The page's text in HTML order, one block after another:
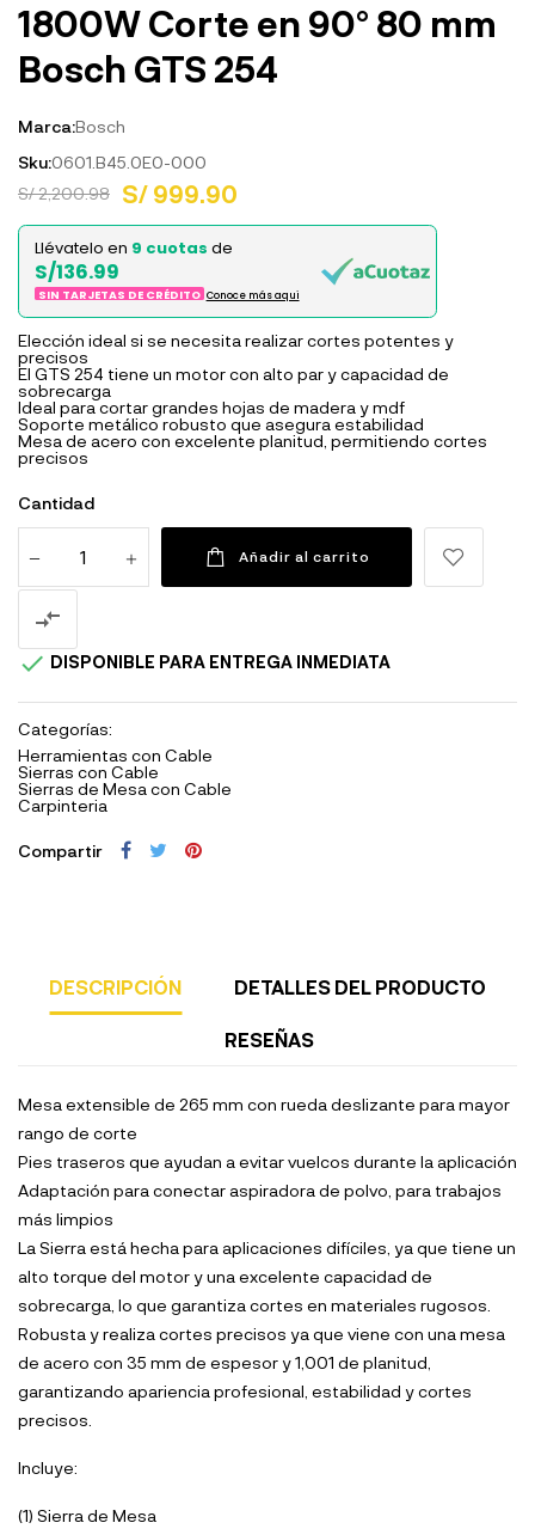
1800W Corte en 90° 80 mm
Bosch GTS 254
Marca:Bosch
Sku:0601.B45.0E0-000
S/ 2,200.98
S/ 999.90
Llévatelo en 9 cuotas de
S/136.99
SIN TARJETAS DE CRÉDITO Conoce más aqui
Elección ideal si se necesita realizar cortes potentes y
precisos
El GTS 254 tiene un motor con alto par y capacidad de
sobrecarga
Ideal para cortar grandes hojas de madera y mdf
Soporte metálico robusto que asegura estabilidad
Mesa de acero con excelente planitud, permitiendo cortes
precisos
Cantidad
Añadir al carrito

 DISPONIBLE PARA ENTREGA INMEDIATA
Categorías:
Herramientas con Cable
Sierras con Cable
Sierras de Mesa con Cable
Carpinteria
Compartir
DESCRIPCIÓN DETALLES DEL PRODUCTO
RESEÑAS
Mesa extensible de 265 mm con rueda deslizante para mayor
rango de corte
Pies traseros que ayudan a evitar vuelcos durante la aplicación
Adaptación para conectar aspiradora de polvo, para trabajos
más limpios
La Sierra está hecha para aplicaciones difíciles, ya que tiene un
alto torque del motor y una excelente capacidad de
sobrecarga, lo que garantiza cortes en materiales rugosos.
Robusta y realiza cortes precisos ya que viene con una mesa
de acero con 35 mm de espesor y 1,001 de planitud,
garantizando apariencia profesional, estabilidad y cortes
precisos.
Incluye:
(1) Sierra de Mesa